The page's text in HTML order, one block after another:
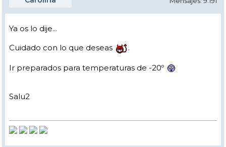
Ya os lo dije...
Cuidado con lo que deseas
.
Ir preparados para temperaturas de -20º
Salu2